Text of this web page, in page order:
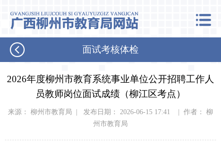
面试考核体检
2026年度柳州市教育系统事业单位公开招聘工作人
员教师岗位面试成绩（柳江区考点）
来源： 柳州市教育局 | 发布日期： 2026-06-15 17:41 | 作者： 柳
州市教育局